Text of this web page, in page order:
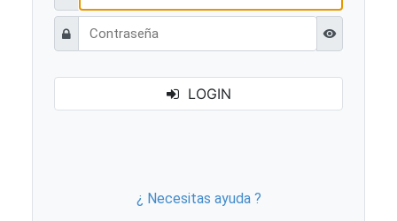
Ver
LOGIN
¿ Necesitas ayuda ?